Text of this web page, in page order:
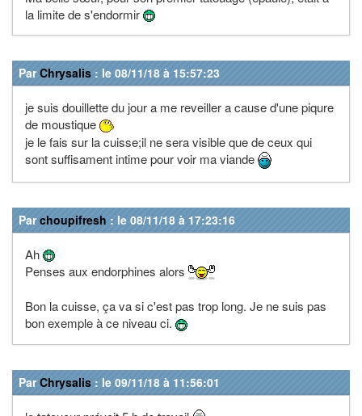
la limite de s'endormir
ParChrysalis : le 08/11/18 à 15:57:23
je suis douillette du jour a me reveiller a cause d'une piqure
de moustique
je le fais sur la cuisse;il ne sera visible que de ceux qui
sont suffisament intime pour voir ma viande
Parchoupifresh : le 08/11/18 à 17:23:16
Ah
Penses aux endorphines alors
Bon la cuisse, ça va si c'est pas trop long. Je ne suis pas
bon exemple à ce niveau ci.
ParChrysalis : le 09/11/18 à 11:56:01